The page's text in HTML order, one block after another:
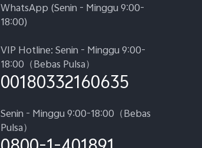
WhatsApp (Senin - Minggu 9:00-
18:00)
VIP Hotline: Senin - Minggu 9:00-
18:00（Bebas Pulsa）
00180332160635
Senin - Minggu 9:00-18:00（Bebas
Pulsa）